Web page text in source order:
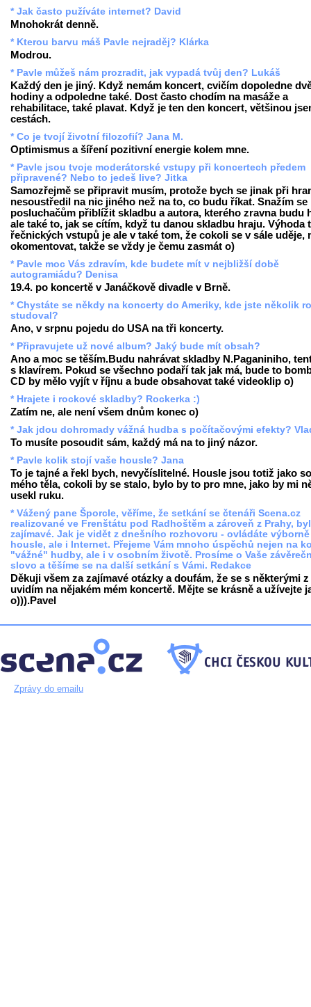
* Jak často pužíváte internet? David
Mnohokrát denně.
* Kterou barvu máš Pavle nejraděj? Klárka
Modrou.
* Pavle můžeš nám prozradit, jak vypadá tvůj den? Lukáš
Každý den je jiný. Když nemám koncert, cvičím dopoledne
hodiny a odpoledne také. Dost často chodím na masáže a
rehabilitace, také plavat. Když je ten den koncert, většinou
cestách.
* Co je tvojí životní filozofií? Jana M.
Optimismus a šíření pozitivní energie kolem mne.
* Pavle jsou tvoje moderátorské vstupy při koncertech předem
připravené? Nebo to jedeš live? Jitka
Samozřejmě se připravit musím, protože bych se jinak při
nesoustředil na nic jiného než na to, co budu říkat. Snažím se
posluchačům přiblížit skladbu a autora, kterého zravna budu
ale také to, jak se cítím, když tu danou skladbu hraju. Výhoda
řečnických vstupů je ale v také tom, že cokoli se v sále uděje,
okomentovat, takže se vždy je čemu zasmát o)
* Pavle moc Vás zdravím, kde budete mít v nejbližší době
autogramiádu? Denisa
19.4. po koncertě v Janáčkově divadle v Brně.
* Chystáte se někdy na koncerty do Ameriky, kde jste několik
studoval?
Ano, v srpnu pojedu do USA na tři koncerty.
* Připravujete už nové album? Jaký bude mít obsah?
Ano a moc se těším.Budu nahrávat skladby N.Paganiniho,
s klavírem. Pokud se všechno podaří tak jak má, bude to
CD by mělo vyjít v říjnu a bude obsahovat také videoklip o)
* Hrajete i rockové skladby? Rockerka :)
Zatím ne, ale není všem dnům konec o)
* Jak jdou dohromady vážná hudba s počítačovými efekty?
To musíte posoudit sám, každý má na to jiný názor.
* Pavle kolik stojí vaše housle? Jana
To je tajné a řekl bych, nevyčíslitelné. Housle jsou totiž jako
mého těla, cokoli by se stalo, bylo by to pro mne, jako by mi
usekl ruku.
* Vážený pane Šporcle, věříme, že setkání se čtenáři Scena.cz
realizované ve Frenštátu pod Radhoštěm a zároveň z Prahy,
zajímavé. Jak je vidět z dnešního rozhovoru - ovládáte
housle, ale i Internet. Přejeme Vám mnoho úspěchů nejen na
"vážné" hudby, ale i v osobním životě. Prosíme o Vaše
slovo a těšíme se na další setkání s Vámi. Redakce
Děkuji všem za zajímavé otázky a doufám, že se s některými z
uvidím na nějakém mém koncertě. Mějte se krásně a užívejte
o))).Pavel
Zprávy do emailu